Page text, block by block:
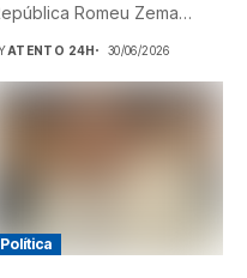
Romeu Zema
ATENTO 24H 30/06/2026
Política